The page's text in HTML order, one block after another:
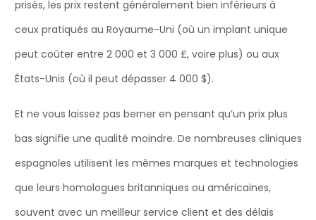
prisés, les prix restent généralement bien inférieurs à
ceux pratiqués au Royaume-Uni (où un implant unique
peut coûter entre 2 000 et 3 000 £, voire plus) ou aux
États-Unis (où il peut dépasser 4 000 $).
Et ne vous laissez pas berner en pensant qu’un prix plus
bas signifie une qualité moindre. De nombreuses cliniques
espagnoles utilisent les mêmes marques et technologies
que leurs homologues britanniques ou américaines,
souvent avec un meilleur service client et des délais